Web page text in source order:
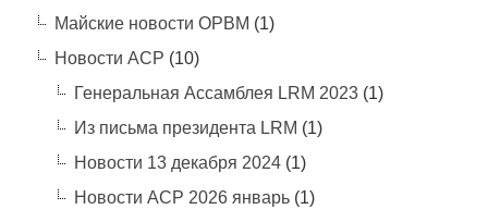
Майские новости ОРВМ (1)
Новости АСР (10)
Генеральная Ассамблея LRM 2023(1)
Из письма президента LRM (1)
Новости 13 декабря 2024(1)
Новости АСР 2026 январь(1)